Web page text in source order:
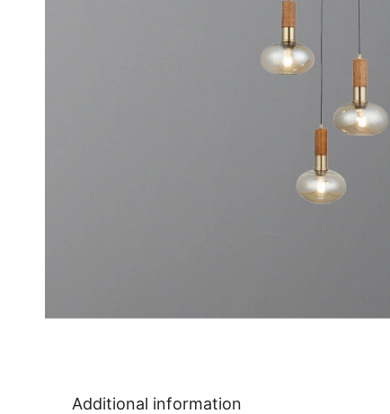
Additional information